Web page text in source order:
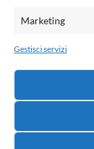
Marketing
Gestisci servizi
email:
© 2021 -